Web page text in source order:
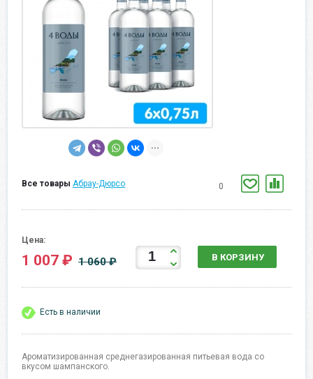
Все товары Абрау-Дюрсо 0
Цена:
1 007 ₽ 1 060 ₽ В КОРЗИНУ
Есть в наличии
Ароматизированная среднегазированная питьевая вода со
вкусом шампанского.